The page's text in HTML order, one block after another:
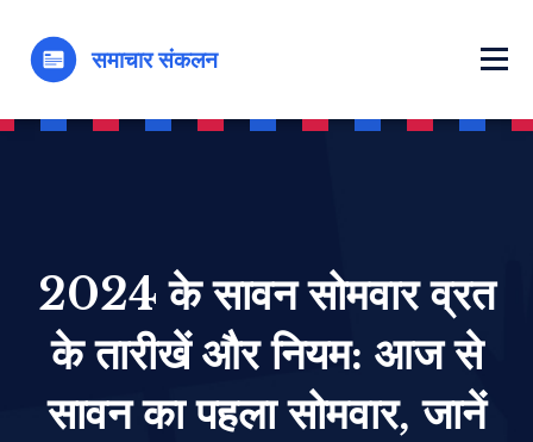
2024 के सावन सोमवार व्रत
के तारीखें और नियम: आज से
सावन का पहला सोमवार, जानें